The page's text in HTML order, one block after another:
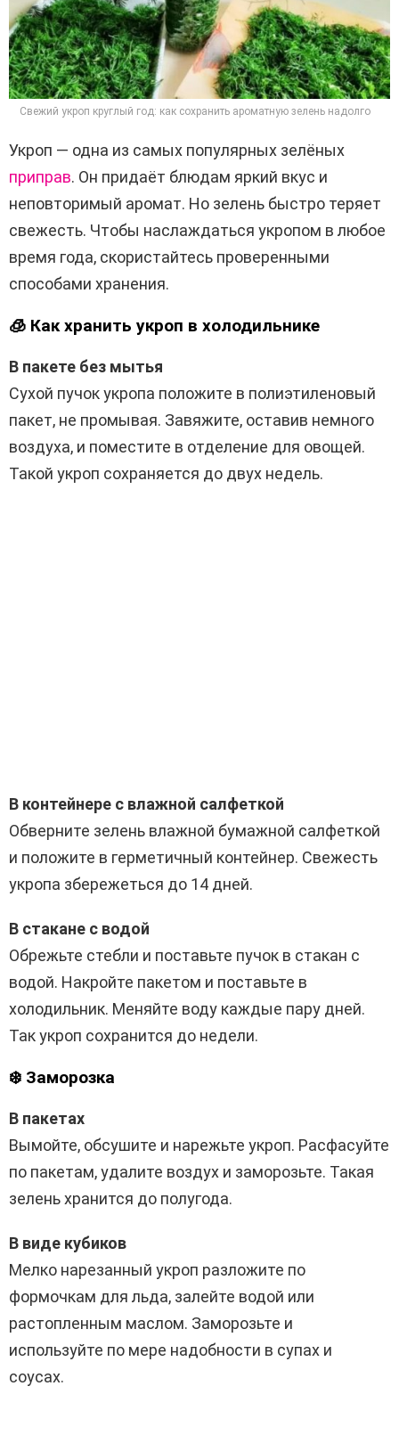
Свежий укроп круглый год: как сохранить ароматную зелень надолго
Укроп — одна из самых популярных зелёных
приправ. Он придаёт блюдам яркий вкус и
неповторимый аромат. Но зелень быстро теряет
свежесть. Чтобы наслаждаться укропом в любое
время года, скористайтесь проверенными
способами хранения.
🧊 Как хранить укроп в холодильнике
В пакете без мытья
Сухой пучок укропа положите в полиэтиленовый
пакет, не промывая. Завяжите, оставив немного
воздуха, и поместите в отделение для овощей.
Такой укроп сохраняется до двух недель.
В контейнере с влажной салфеткой
Обверните зелень влажной бумажной салфеткой
и положите в герметичный контейнер. Свежесть
укропа збережеться до 14 дней.
В стакане с водой
Обрежьте стебли и поставьте пучок в стакан с
водой. Накройте пакетом и поставьте в
холодильник. Меняйте воду каждые пару дней.
Так укроп сохранится до недели.
❄️ Заморозка
В пакетах
Вымойте, обсушите и нарежьте укроп. Расфасуйте
по пакетам, удалите воздух и заморозьте. Такая
зелень хранится до полугода.
В виде кубиков
Мелко нарезанный укроп разложите по
формочкам для льда, залейте водой или
растопленным маслом. Заморозьте и
используйте по мере надобности в супах и
соусах.